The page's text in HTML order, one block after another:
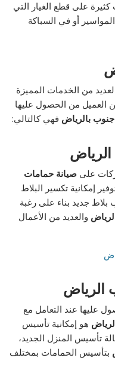
على قطع الغيار التي
أو في السباكة
من الخدمات المميزة
العميل من الحصول عليها
بالرياض فهي كالتالي:
علىصيانة حمامات
إمكانية تكسير البلاط
جديد بناء على رغبة
والعديد من الأعمال
الرياض
عليها عند التعامل مع
هو إمكانية تأسيس
تأسيس المنزل الجديد،
بتأسيس الحمامات بمختلف